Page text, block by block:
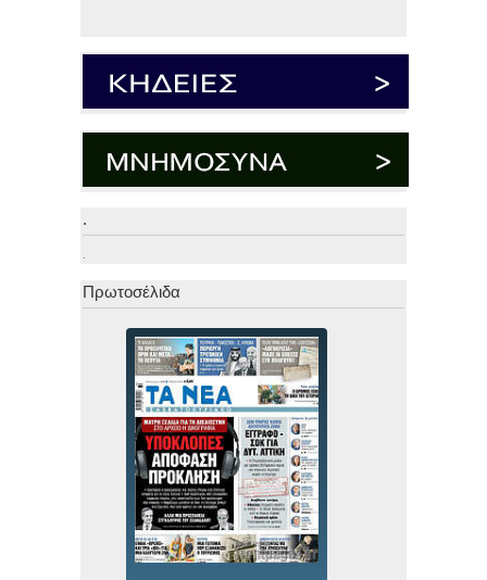
.
.
Πρωτοσέλιδα